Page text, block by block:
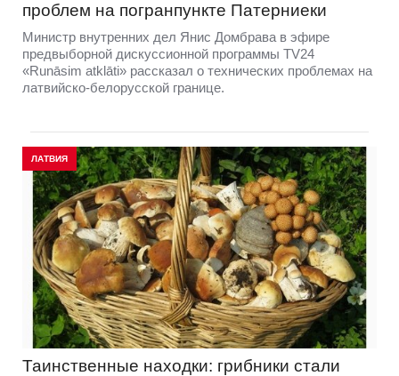
проблем на погранпункте Патерниеки
Министр внутренних дел Янис Домбрава в эфире
предвыборной дискуссионной программы TV24
«Runāsim atklāti» рассказал о технических проблемах на
латвийско-белорусской границе.
ЛАТВИЯ
Таинственные находки: грибники стали